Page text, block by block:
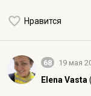
Нравится
68 19 мая
Elena Vasta